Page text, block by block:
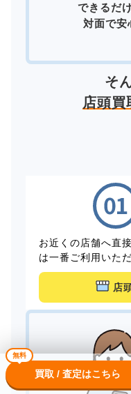
できるだ
対面で安
そ
店頭買
お近くの店舗へ直
は一番ご利用いた
店
無料
買取 / 査定はこちら